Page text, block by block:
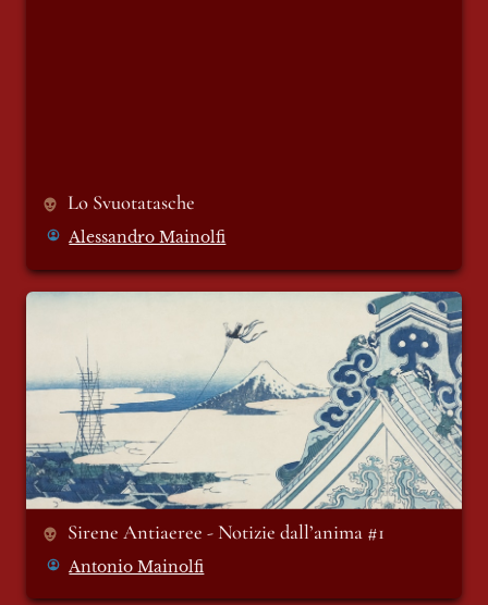
Lo Svuotatasche
Alessandro Mainolfi
Sirene Antiaeree - Notizie dall’anima #1
Sirene Antiaeree - Notizie dall’anima #1
Antonio Mainolfi